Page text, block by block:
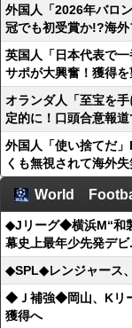
外国人「2026年バロ
冠でも初受賞か!?海外
英国人「日本代表で
サポが大興奮！獲得
オランダ人「至宝を
定的に！口頭合意報
外国人「使い捨てだ
くも無視されて海外
World
◆Jリーグ◆横浜M“和
幕史上最年少先発デビ
◆SPL◆レンジャース
◆Ｊ補強◆岡山、Kリ
獲得へ